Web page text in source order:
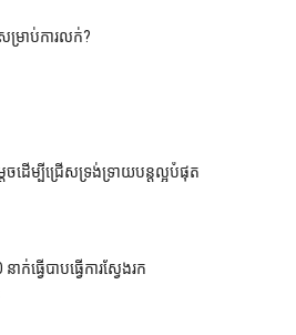
រាប់ការលក់?
េចដើម្បីជ្រើសទ្រង់ទ្រាយបន្តល្អបំផុត
ក់ធ្វើបាបធ្វើការស្វែងរក